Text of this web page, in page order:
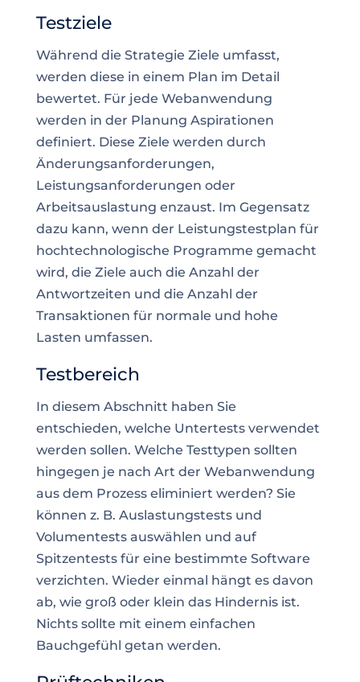
Testziele
Während die Strategie Ziele umfasst,
werden diese in einem Plan im Detail
bewertet. Für jede Webanwendung
werden in der Planung Aspirationen
definiert. Diese Ziele werden durch
Änderungsanforderungen,
Leistungsanforderungen oder
Arbeitsauslastung enzaust. Im Gegensatz
dazu kann, wenn der Leistungstestplan für
hochtechnologische Programme gemacht
wird, die Ziele auch die Anzahl der
Antwortzeiten und die Anzahl der
Transaktionen für normale und hohe
Lasten umfassen.
Testbereich
In diesem Abschnitt haben Sie
entschieden, welche Untertests verwendet
werden sollen. Welche Testtypen sollten
hingegen je nach Art der Webanwendung
aus dem Prozess eliminiert werden? Sie
können z. B. Auslastungstests und
Volumentests auswählen und auf
Spitzentestsfür eine bestimmte Software
verzichten. Wieder einmal hängt es davon
ab, wie groß oder klein das Hindernis ist.
Nichts sollte mit einem einfachen
Bauchgefühl getan werden.